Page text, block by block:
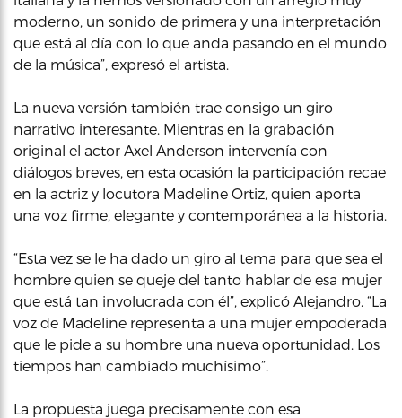
moderno, un sonido de primera y una interpretación
que está al día con lo que anda pasando en el mundo
de la música”, expresó el artista.
La nueva versión también trae consigo un giro
narrativo interesante. Mientras en la grabación
original el actor Axel Anderson intervenía con
diálogos breves, en esta ocasión la participación recae
en la actriz y locutora Madeline Ortiz, quien aporta
una voz firme, elegante y contemporánea a la historia.
“Esta vez se le ha dado un giro al tema para que sea el
hombre quien se queje del tanto hablar de esa mujer
que está tan involucrada con él”, explicó Alejandro. “La
voz de Madeline representa a una mujer empoderada
que le pide a su hombre una nueva oportunidad. Los
tiempos han cambiado muchísimo”.
La propuesta juega precisamente con esa